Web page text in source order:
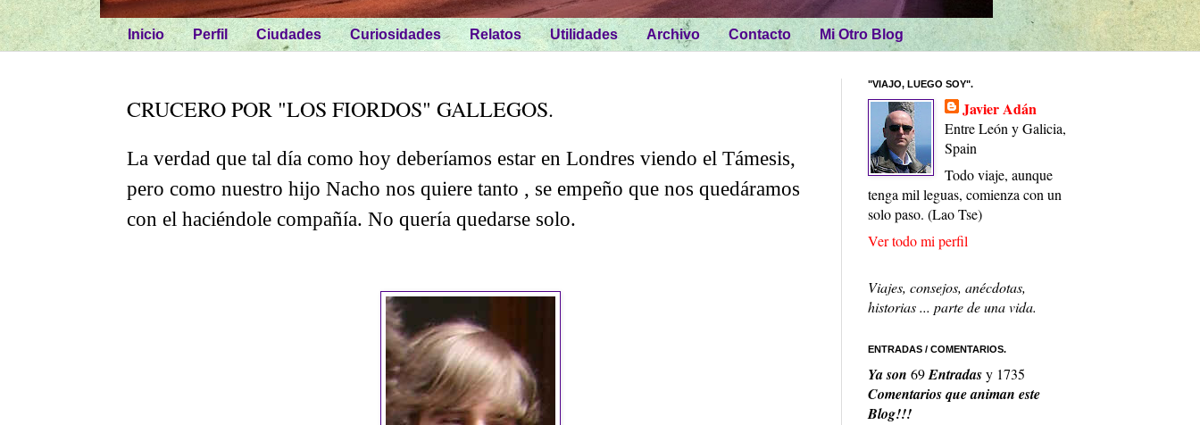
Inicio Perfil Ciudades Curiosidades Relatos Utilidades Archivo Contacto Mi Otro Blog
CRUCERO POR "LOS FIORDOS" GALLEGOS.
La verdad que tal día como hoy deberíamos estar en Londres viendo el Támesis,
pero como nuestro hijo Nacho nos quiere tanto , se empeño que nos quedáramos
con el haciéndole compañía. No quería quedarse solo.
"VIAJO, LUEGO SOY".
Javier Adán
Entre León y Galicia,
Spain
Todo viaje, aunque
tenga mil leguas, comienza con un
solo paso. (Lao Tse)
Ver todo mi perfil
Viajes, consejos, anécdotas,
historias ... parte de una vida.
ENTRADAS / COMENTARIOS.
Ya son 69Entradasy 1735
Comentarios que animan este
Blog!!!